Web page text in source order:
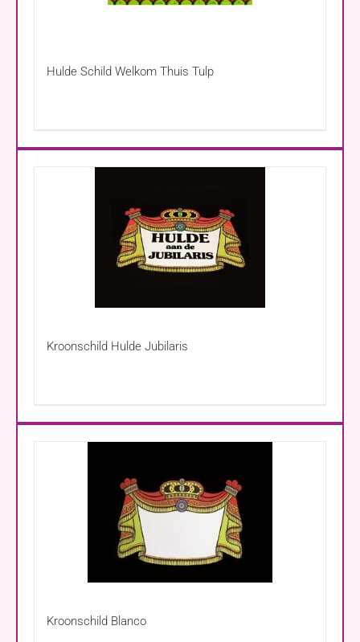
Hulde Schild Welkom Thuis Tulp
Kroonschild Hulde Jubilaris
Kroonschild Blanco